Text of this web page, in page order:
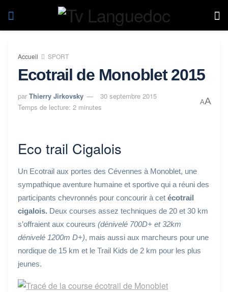
Accueil SPORT
Ecotrail de Monoblet 2015
par Thierry Jirkovsky
30 septembre 2015
Temps de lecture: 2 minutes
AA
Eco trail Cigalois
Un Ecotrail aux portes des Cévennes à Monoblet, une
sympathique aventure humaine et sportive qui a réuni des
participants chevronnés pour concourir à cet écotrail
cigalois. Deux courses assez techniques de 20 et 30 km
s’offraient aux coureurs (dénivelé 700D+ et 32km
dénivelé 1200m D+), mais aussi aux marcheurs pour une
nordique de 15 km et le Trail Kids de 2 km pour les plus
jeunes.